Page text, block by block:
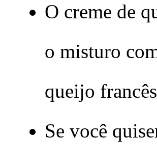
O creme de
o misturo
queijo
Se você